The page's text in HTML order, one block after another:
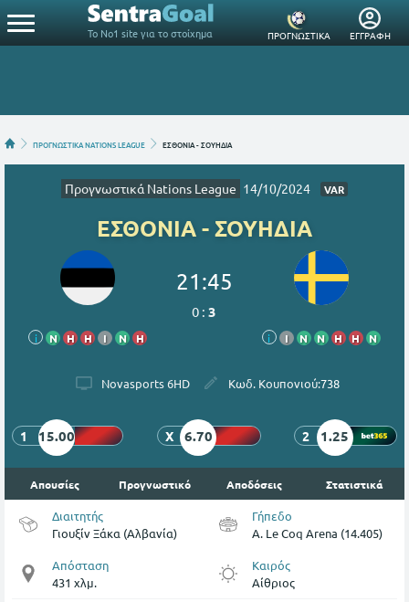
Το Νο1 site για το στοίχημα ΠΡΟΓΝΩΣΤΙΚΑ ΕΓΓΡΑΦΗ
ΠΡΟΓΝΩΣΤΙΚΑ NATIONS LEAGUE ΕΣΘΟΝΙΑ - ΣΟΥΗΔΙΑ
Προγνωστικά Nations League 14/10/2024 VAR
ΕΣΘΟΝΙΑ - ΣΟΥΗΔΙΑ
i Ν Η Η Ι Ν Η
21:45
0 :3
i Ι Ν Ν Η Η Ν
Novasports 6HD Κωδ. Κουπονιού:738
1 15.00 X 6.70 2 1.25
Απουσίες Προγνωστικό Αποδόσεις Στατιστικά
Διαιτητής
Γιουξίν Ξάκα (Αλβανία)
Γήπεδο
A. Le Coq Arena (14.405)
Απόσταση
431 χλμ.
Καιρός
Αίθριος